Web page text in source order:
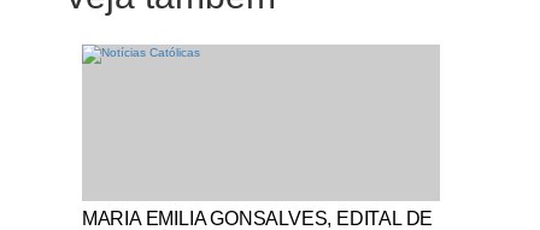
Notícias Católicas
MARIA EMILIA GONSALVES, EDITAL DE